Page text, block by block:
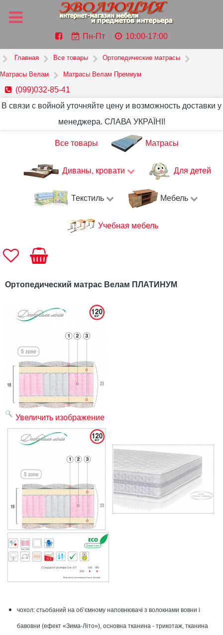
Пн-Пт 10:00-17:00
Главная Все товары Ортопедические матрасы
Матрасы Велам Матрасы Велам Премиум
(099)032-85-41
В связи с войной уточняйте цену и возможность доставки у
менеджера. СЛАВА УКРАЇНІ!
Все товары Матрасы
Диваны, кровати Для детей
Текстиль Мебель
Учебная мебель
Ортопедический матрас Велам ПЛАТИНУМ
Увеличить изображение
чохол: стьобаний на об’ємному наповнювачі з волокнами вовни і
бавовни (ефект «Зима-Літо»), основна тканина - трикотаж, тканина